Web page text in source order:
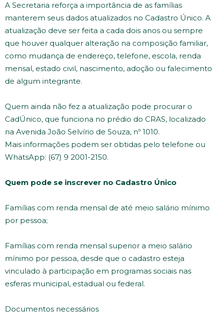
A Secretaria reforça a importância de as famílias
manterem seus dados atualizados no Cadastro Único. A
atualização deve ser feita a cada dois anos ou sempre
que houver qualquer alteração na composição familiar,
como mudança de endereço, telefone, escola, renda
mensal, estado civil, nascimento, adoção ou falecimento
de algum integrante.
Quem ainda não fez a atualização pode procurar o
CadÚnico, que funciona no prédio do CRAS, localizado
na Avenida João Selvírio de Souza, nº 1010.
Mais informações podem ser obtidas pelo telefone ou
WhatsApp: (67) 9 2001-2150.
Quem pode se inscrever no Cadastro Único
Famílias com renda mensal de até meio salário mínimo
por pessoa;
Famílias com renda mensal superior a meio salário
mínimo por pessoa, desde que o cadastro esteja
vinculado à participação em programas sociais nas
esferas municipal, estadual ou federal.
Documentos necessários